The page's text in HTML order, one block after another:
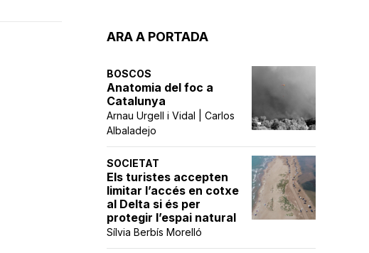
ARA A PORTADA
BOSCOS
Anatomia del foc a
Catalunya
Arnau Urgell i Vidal | Carlos
Albaladejo
SOCIETAT
Els turistes accepten
limitar l’accés en cotxe
al Delta si és per
protegir l’espai natural
Sílvia Berbís Morelló